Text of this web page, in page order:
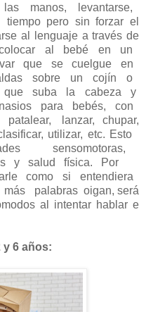
manos, levantarse,
pero sin forzar el
al lenguaje a través de
al bebé en un
que se cuelgue en
sobre un cojín o
suba la cabeza y
para bebés, con
lanzar, chupar,
utilizar, etc. Esto
sensomotoras,
y salud física. Por
como si entendiera
palabras oigan, será
al intentar hablar e
6 años: